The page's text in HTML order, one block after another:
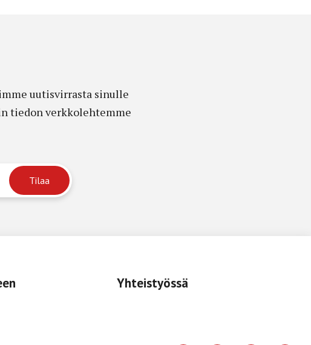
uutisvirrasta sinulle
tiedon verkkolehtemme
Yhteistyössä